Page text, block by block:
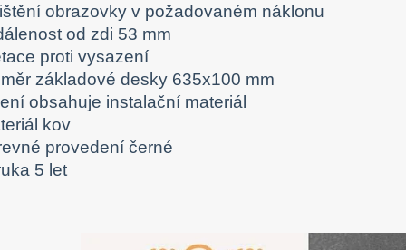
obrazovky v požadovaném náklonu
od zdi 53 mm
proti vysazení
základové desky 635x100 mm
obsahuje instalační materiál
kov
provedení černé
5 let